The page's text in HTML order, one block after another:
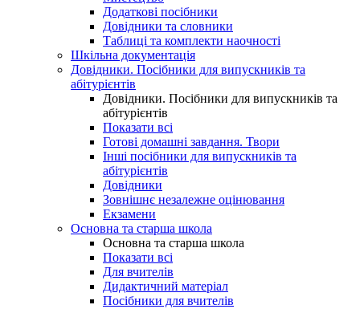
Додаткові посібники
Довідники та словники
Таблиці та комплекти наочності
Шкільна документація
Довідники. Посібники для випускників та
абітурієнтів
Довідники. Посібники для випускників та
абітурієнтів
Показати всі
Готові домашні завдання. Твори
Інші посібники для випускників та
абітурієнтів
Довідники
Зовнішнє незалежне оцінювання
Екзамени
Основна та старша школа
Основна та старша школа
Показати всі
Для вчителів
Дидактичний матеріал
Посібники для вчителів